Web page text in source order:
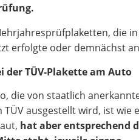
die
erfolgte oder demnächst
der TÜV-Plakette am Auto
die von staatlich
ausgestellt wird, ist wie
hat aber entsprechend